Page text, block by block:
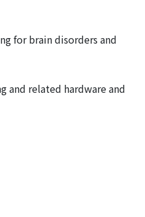
for brain disorders and
related hardware and